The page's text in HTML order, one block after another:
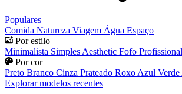
Populares
Comida Natureza Viagem Água Espaço
Por estilo
Minimalista Simples Aesthetic Fofo Profissional
Por cor
Preto Branco Cinza Prateado Roxo Azul Verde
Explorar modelos recentes